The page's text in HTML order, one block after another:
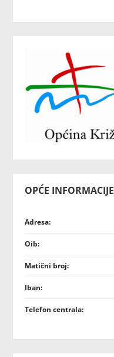
OPĆE INFORMACIJE
Adresa:
Oib:
Matični broj:
Iban:
Telefon centrala: